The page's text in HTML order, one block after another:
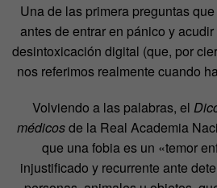
Una de las primera preguntas
antes de entrar en pánico y
desintoxicación digital (que, por
nos referimos realmente cuando
Volviendo a las palabras, el
médicosde la Real Academia
que una fobia es un «temor
injustificado y recurrente ante